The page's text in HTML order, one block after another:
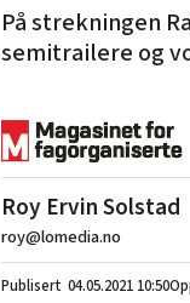
På strekningen
semitrailere og
Roy Ervin Solstad
roy@lomedia.no
04.05.2021 10:50